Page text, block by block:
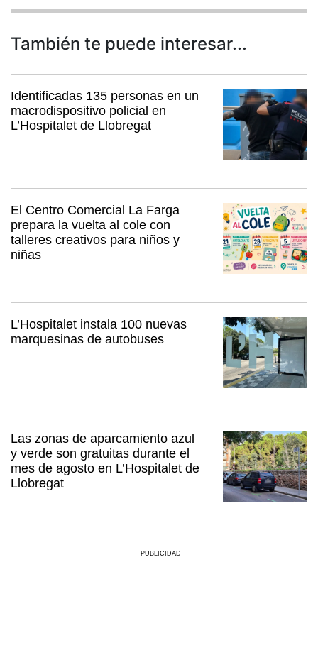
También te puede interesar...
Identificadas 135 personas en un
macrodispositivo policial en
L’Hospitalet de Llobregat
El Centro Comercial La Farga
prepara la vuelta al cole con
talleres creativos para niños y
niñas
L’Hospitalet instala 100 nuevas
marquesinas de autobuses
Las zonas de aparcamiento azul
y verde son gratuitas durante el
mes de agosto en L’Hospitalet de
Llobregat
PUBLICIDAD